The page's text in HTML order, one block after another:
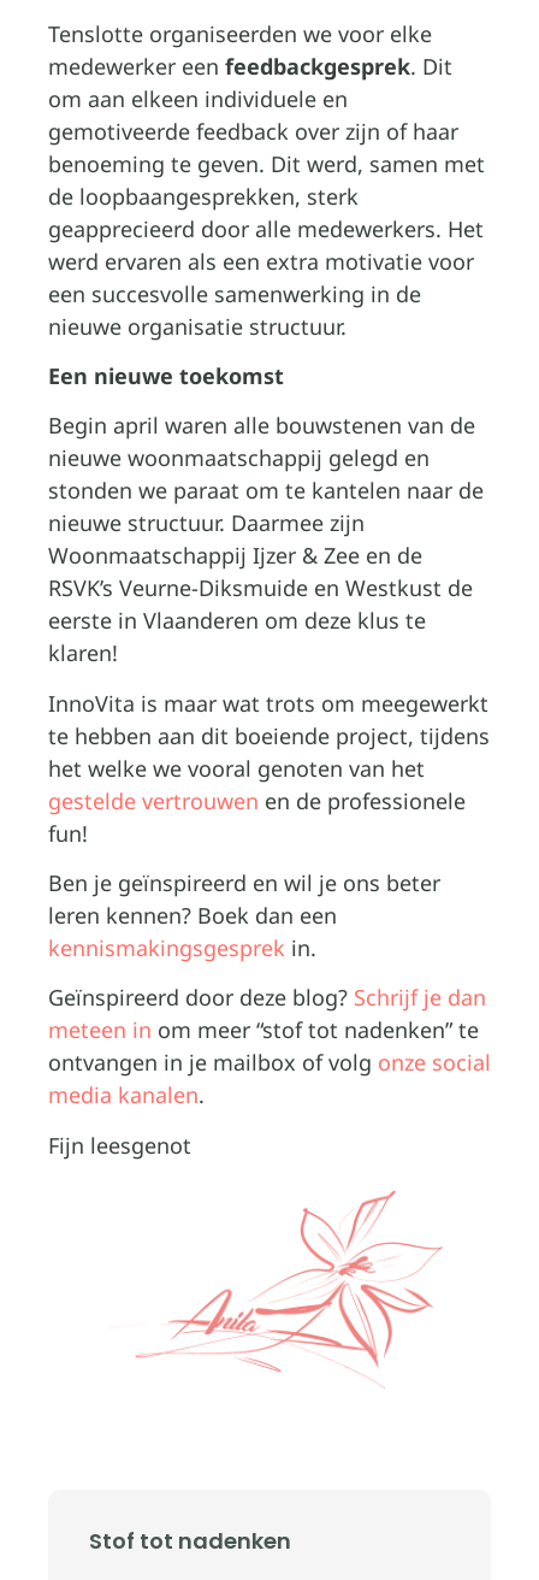
Tenslotte organiseerden we voor elke
medewerker een feedbackgesprek. Dit
om aan elkeen individuele en
gemotiveerde feedback over zijn of haar
benoeming te geven. Dit werd, samen met
de loopbaangesprekken, sterk
geapprecieerd door alle medewerkers. Het
werd ervaren als een extra motivatie voor
een succesvolle samenwerking in de
nieuwe organisatie structuur.
Een nieuwe toekomst
Begin april waren alle bouwstenen van de
nieuwe woonmaatschappij gelegd en
stonden we paraat om te kantelen naar de
nieuwe structuur. Daarmee zijn
Woonmaatschappij Ijzer & Zee en de
RSVK’s Veurne-Diksmuide en Westkust de
eerste in Vlaanderen om deze klus te
klaren!
InnoVita is maar wat trots om meegewerkt
te hebben aan dit boeiende project, tijdens
het welke we vooral genoten van het
gestelde vertrouwen en de professionele
fun!
Ben je geïnspireerd en wil je ons beter
leren kennen? Boek dan een
kennismakingsgesprek in.
Geïnspireerd door deze blog? Schrijf je dan
meteen in om meer “stof tot nadenken” te
ontvangen in je mailbox of volg onze social
media kanalen.
Fijn leesgenot
Stof tot nadenken